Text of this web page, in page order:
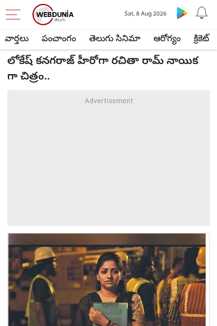
వార్తలు పంచాంగం తెలుగు సినిమా ఆరోగ్యం క్రికెట్
Sat, 8 Aug 2026
లోకేష్ కనగరాజ్ హీరోగా రచితా రామ్ నాయిక
గా చిత్రం..